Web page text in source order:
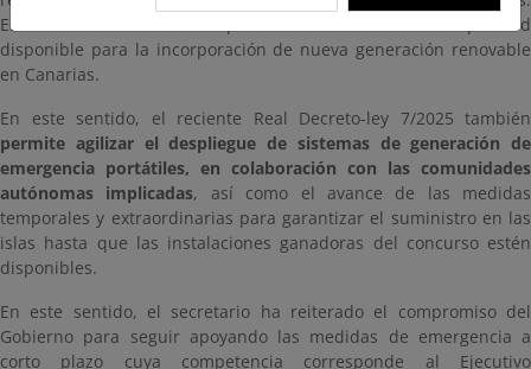
Estas actuaciones también permitirán incrementar la capacidad
disponible para la incorporación de nueva generación renovable
en Canarias.
En este sentido, el reciente Real Decreto-ley 7/2025 también
permite agilizar el despliegue de sistemas de generación de
emergencia portátiles, en colaboración con las comunidades
autónomas implicadas, así como el avance de las medidas
temporales y extraordinarias para garantizar el suministro en las
islas hasta que las instalaciones ganadoras del concurso estén
disponibles.
En este sentido, el secretario ha reiterado el compromiso del
Gobierno para seguir apoyando las medidas de emergencia a
corto plazo cuya competencia corresponde al Ejecutivo